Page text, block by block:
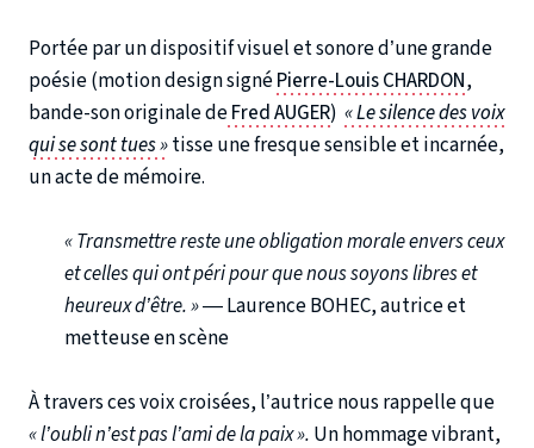
Portée par un dispositif visuel et sonore d’une grande
poésie (motion design signéPierre-Louis CHARDON,
bande-son originale deFred AUGER) « Le silence des voix
qui se sont tues »tisse une fresque sensible et incarnée,
un acte de mémoire.
« Transmettre reste une obligation morale envers ceux
et celles qui ont péri pour que nous soyons libres et
heureux d’être. »— Laurence BOHEC, autrice et
metteuse en scène
À travers ces voix croisées, l’autrice nous rappelle que
« l’oubli n’est pas l’ami de la paix ». Un hommage vibrant,